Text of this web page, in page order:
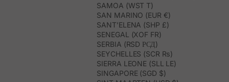
SAMOA (WST T)
SAN MARINO (EUR €)
SANT’ELENA (SHP £)
SENEGAL (XOF FR)
SERBIA (RSD РСД)
SEYCHELLES (SCR ₨)
SIERRA LEONE (SLL LE)
SINGAPORE (SGD $)